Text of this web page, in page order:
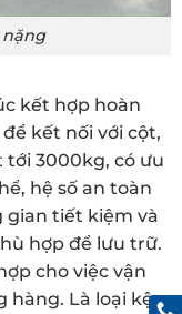
nặng
kết hợp hoàn
kết nối với cột,
tới 3000kg, có ưu
hệ số an toàn
gian tiết kiệm và
hợp để lưu trữ.
cho việc vận
hàng. Là loại kệ